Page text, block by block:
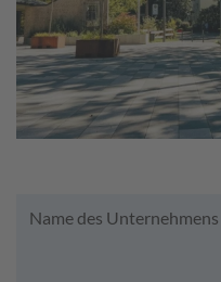
Name des Unternehmens